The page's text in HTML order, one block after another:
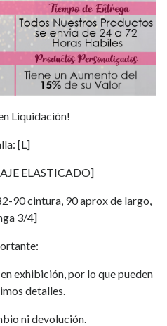
Liquidación!
[L]
ELASTICADO]
90 cintura, 90 aprox de largo,
3/4]
exhibición, por lo que pueden
detalles.
ni devolución.